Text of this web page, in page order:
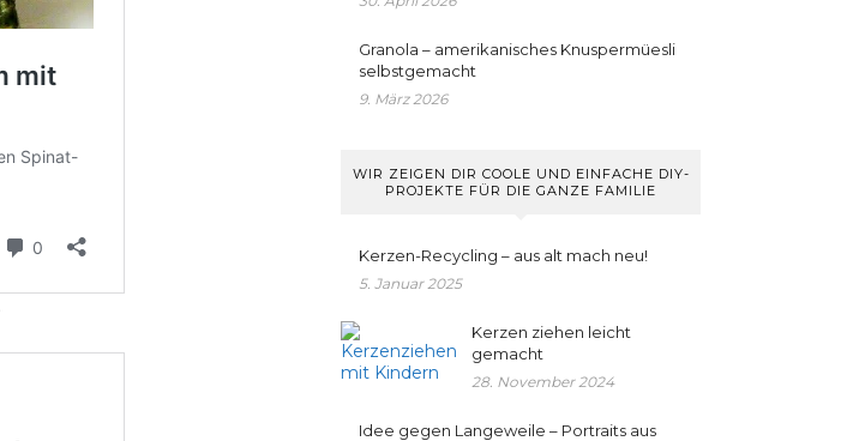
Granola – amerikanisches Knuspermüesli
selbstgemacht
9. März 2026
WIR ZEIGEN DIR COOLE UND EINFACHE DIY-
PROJEKTE FÜR DIE GANZE FAMILIE
Kerzen-Recycling – aus alt mach neu!
5. Januar 2025
Kerzen ziehen leicht
gemacht
28. November 2024
Idee gegen Langeweile – Portraits aus